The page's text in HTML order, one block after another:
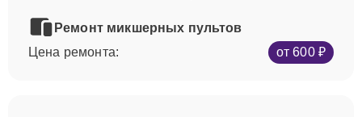
Ремонт микшерных пультов
Цена ремонта:
от 600 ₽